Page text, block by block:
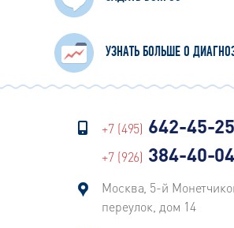
УЗНАТЬ БОЛЬШЕ О
+7 (495) 642-45-25
+7 (926) 384-40-04
Москва, 5-й
переулок, дом 14